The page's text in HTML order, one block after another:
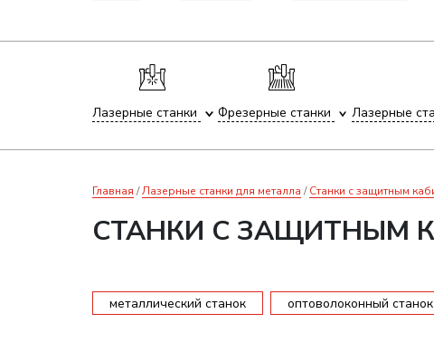
Лазерные станки Фрезерные станки Лазерные
Главная Лазерные станки для металла Станки с защитным
СТАНКИ С ЗАЩИТНЫМ
металлический станок оптоволоконный